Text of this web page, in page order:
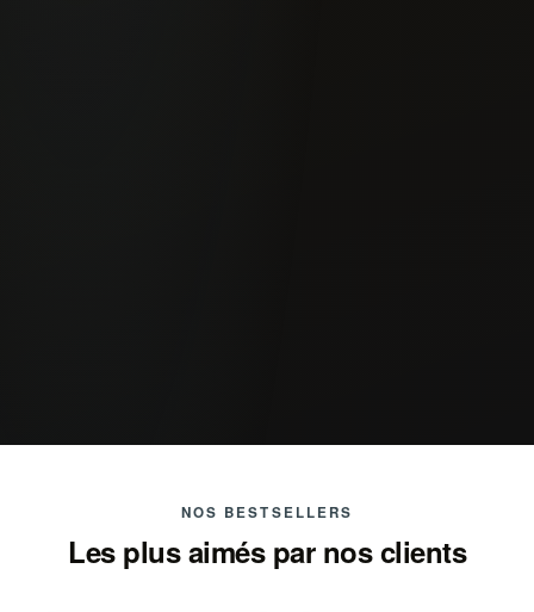
NOS BESTSELLERS
Les plus aimés par nos clients